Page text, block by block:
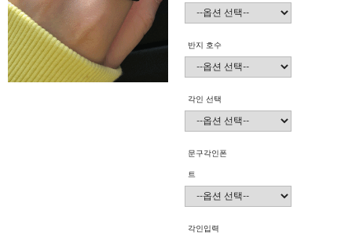
반지 호수
각인 선택
문구각인폰
트
각인입력